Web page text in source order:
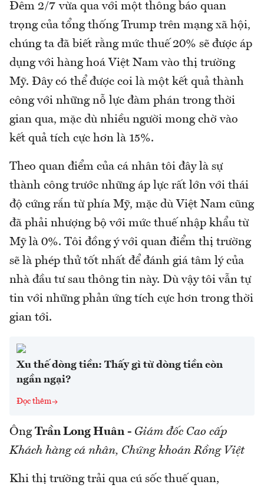
Đêm 2/7 vừa qua với một thông báo quan
trọng của tổng thống Trump trên mạng xã hội,
chúng ta đã biết rằng mức thuế 20% sẽ được áp
dụng với hàng hoá Việt Nam vào thị trường
Mỹ. Đây có thể được coi là một kết quả thành
công với những nỗ lực đàm phán trong thời
gian qua, mặc dù nhiều người mong chờ vào
kết quả tích cực hơn là 15%.
Theo quan điểm của cá nhân tôi đây là sự
thành công trước những áp lực rất lớn với thái
độ cứng rắn từ phía Mỹ, mặc dù Việt Nam cũng
đã phải nhượng bộ với mức thuế nhập khẩu từ
Mỹ là 0%. Tôi đồng ý với quan điểm thị trường
sẽ là phép thử tốt nhất để đánh giá tâm lý của
nhà đầu tư sau thông tin này. Dù vậy tôi vẫn tự
tin với những phản ứng tích cực hơn trong thời
gian tới.
Xu thế dòng tiền: Thấy gì từ dòng tiền còn
ngần ngại?
Đọc thêm
Ông Trần Long Huân- Giám đốc Cao cấp
Khách hàng cá nhân, Chứng khoán Rồng Việt
Khi thị trường trải qua cú sốc thuế quan,